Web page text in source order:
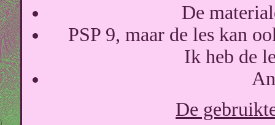
De
PSP 9, maar de les kan
Ik heb de
De